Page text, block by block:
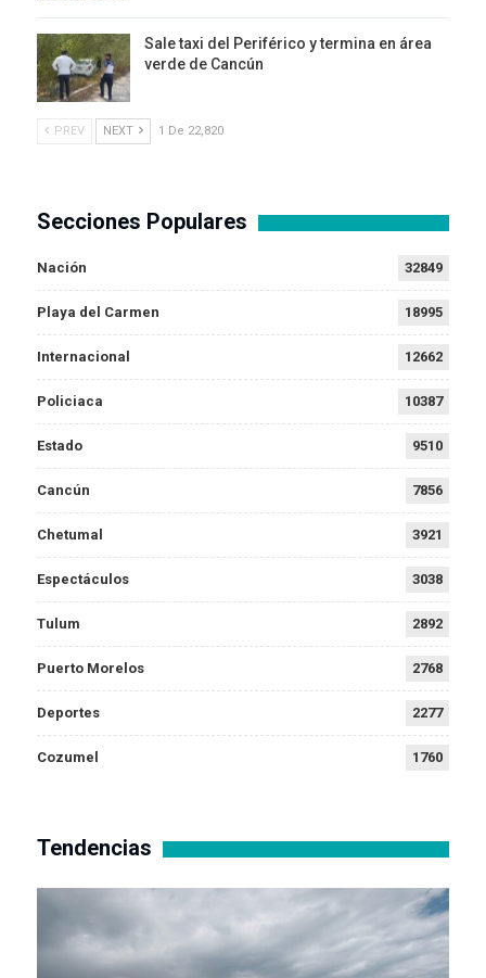
Sale taxi del Periférico y termina en área
verde de Cancún
PREV NEXT 1 De 22,820
Secciones Populares
Nación 32849
Playa del Carmen 18995
Internacional 12662
Policiaca 10387
Estado 9510
Cancún 7856
Chetumal 3921
Espectáculos 3038
Tulum 2892
Puerto Morelos 2768
Deportes 2277
Cozumel 1760
Tendencias